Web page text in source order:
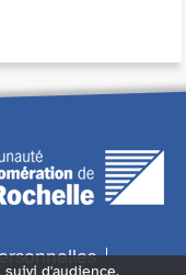
d'audience.